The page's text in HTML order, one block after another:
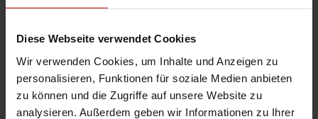
Diese Webseite verwendet Cookies
Wir verwenden Cookies, um Inhalte und Anzeigen zu
personalisieren, Funktionen für soziale Medien anbieten
zu können und die Zugriffe auf unsere Website zu
analysieren. Außerdem geben wir Informationen zu Ihrer
.. ndige Montageteams - mehrere Schweißer (alle Schweißverfahren ),
Schlosser,- Vorrichter ( ISO ),CNCFachkräfte etc.- ( je nach Bedarf und
Anfrage ) - schnelle bearbeitung von Internationaler Aufträ ..